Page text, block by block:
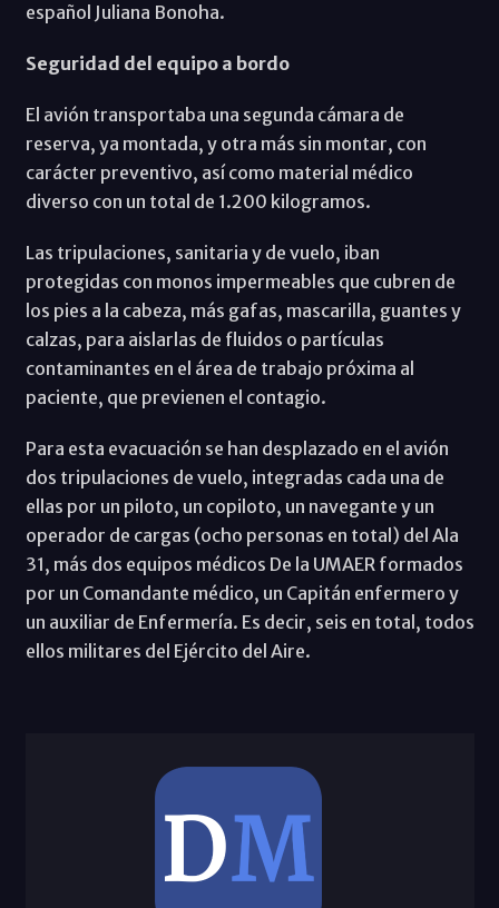
español Juliana Bonoha.
Seguridad del equipo a bordo
El avión transportaba una segunda cámara de
reserva, ya montada, y otra más sin montar, con
carácter preventivo, así como material médico
diverso con un total de 1.200 kilogramos.
Las tripulaciones, sanitaria y de vuelo, iban
protegidas con monos impermeables que cubren de
los pies a la cabeza, más gafas, mascarilla, guantes y
calzas, para aislarlas de fluidos o partículas
contaminantes en el área de trabajo próxima al
paciente, que previenen el contagio.
Para esta evacuación se han desplazado en el avión
dos tripulaciones de vuelo, integradas cada una de
ellas por un piloto, un copiloto, un navegante y un
operador de cargas (ocho personas en total) del Ala
31, más dos equipos médicos De la UMAER formados
por un Comandante médico, un Capitán enfermero y
un auxiliar de Enfermería. Es decir, seis en total, todos
ellos militares del Ejército del Aire.